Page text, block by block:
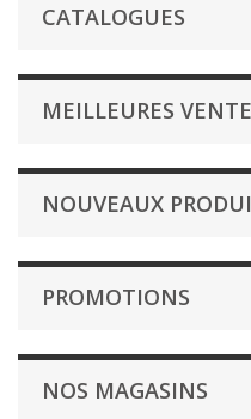
CATALOGUES
MEILLEURES
NOUVEAUX
PROMOTIONS
NOS MAGASINS